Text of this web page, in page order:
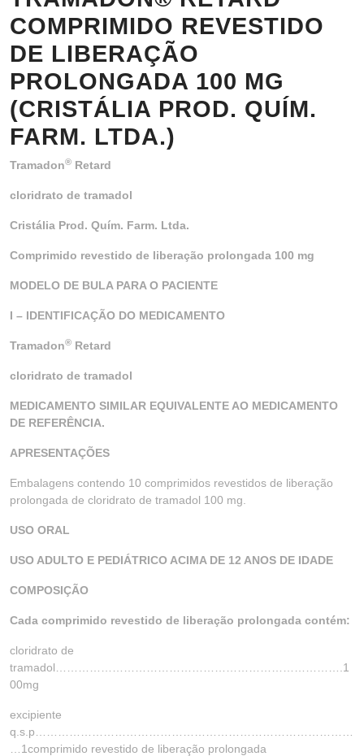
COMPRIMIDO REVESTIDO
DE LIBERAÇÃO
PROLONGADA 100 MG
(CRISTÁLIA PROD. QUÍM.
FARM. LTDA.)
Tramadon® Retard
cloridrato de tramadol
Cristália Prod. Quím. Farm. Ltda.
Comprimido revestido de liberação prolongada 100 mg
MODELO DE BULA PARA O PACIENTE
I – IDENTIFICAÇÃO DO MEDICAMENTO
Tramadon® Retard
cloridrato de tramadol
MEDICAMENTO SIMILAR EQUIVALENTE AO MEDICAMENTO
DE REFERÊNCIA.
APRESENTAÇÕES
Embalagens contendo 10 comprimidos revestidos de liberação
prolongada de cloridrato de tramadol 100 mg.
USO ORAL
USO ADULTO E PEDIÁTRICO ACIMA DE 12 ANOS DE IDADE
COMPOSIÇÃO
Cada comprimido revestido de liberação prolongada contém:
cloridrato de
tramadol………………………………………………………………….1
00mg
excipiente
q.s.p…………………………………………………………………………
…1comprimido revestido de liberação prolongada